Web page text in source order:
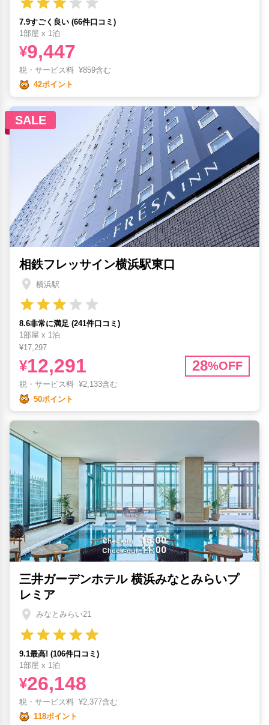
7.9すごく良い (66件口コミ)
1部屋 x 1泊
¥9,447
税・サービス料 ¥859含む
42ポイント
SALE
相鉄フレッサイン横浜駅東口
横浜駅
8.6非常に満足 (241件口コミ)
1部屋 x 1泊
¥17,297
¥12,291 28%OFF
税・サービス料 ¥2,133含む
50ポイント
三井ガーデンホテル 横浜みなとみらいプ
レミア
みなとみらい21
9.1最高! (106件口コミ)
1部屋 x 1泊
¥26,148
税・サービス料 ¥2,377含む
118ポイント